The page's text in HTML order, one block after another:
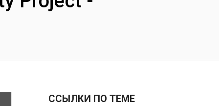
ССЫЛКИ ПО ТЕМЕ